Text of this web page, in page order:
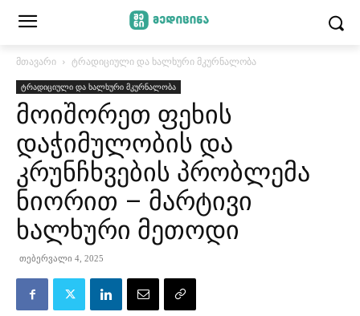
მთავარი ტრადიციული და ხალხური მკურნალობა
ტრადიციული და ხალხური მკურნალობა
მოიშორეთ ფეხის
დაჭიმულობის და
კრუნჩხვების პრობლემა
ნიორით – მარტივი
ხალხური მეთოდი
თებერვალი 4, 2025